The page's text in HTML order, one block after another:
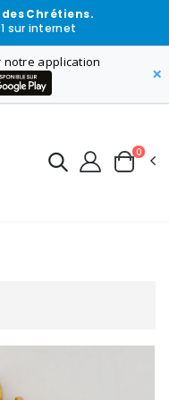
Chrétiens.
sur internet
notre application
×
0